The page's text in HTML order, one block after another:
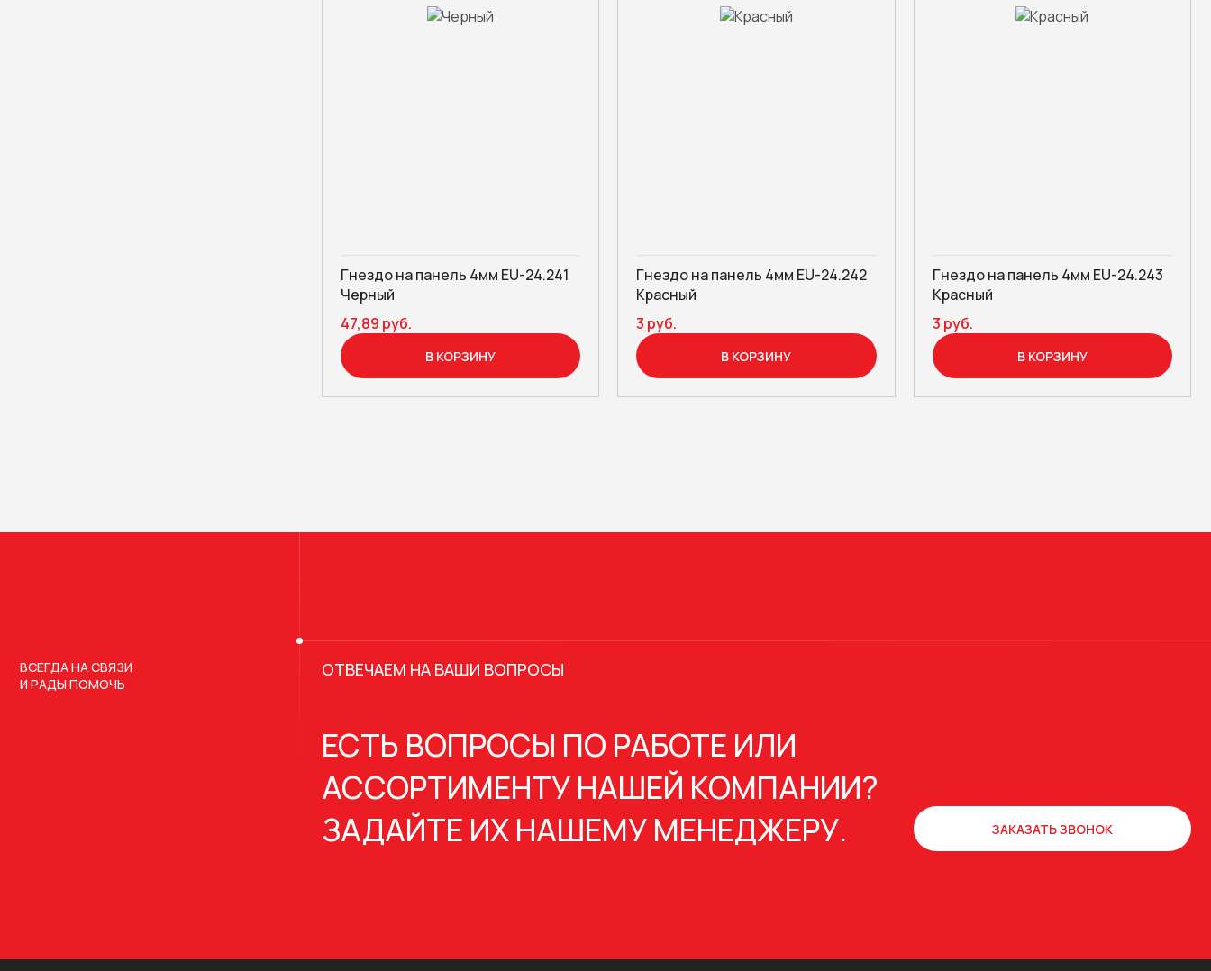
Гнездо на панель 4мм EU-24.241
Черный
47,89 руб.
В КОРЗИНУ
Гнездо на панель 4мм EU-24.242
Красный
3 руб.
В КОРЗИНУ
Гнездо на панель 4мм EU-24.243
Красный
3 руб.
В КОРЗИНУ
ВСЕГДА НА СВЯЗИ
И РАДЫ ПОМОЧЬ
ОТВЕЧАЕМ НА ВАШИ ВОПРОСЫ
ЕСТЬ ВОПРОСЫ ПО РАБОТЕ ИЛИ
АССОРТИМЕНТУ НАШЕЙ КОМПАНИИ?
ЗАДАЙТЕ ИХ НАШЕМУ МЕНЕДЖЕРУ.
ЗАКАЗАТЬ ЗВОНОК